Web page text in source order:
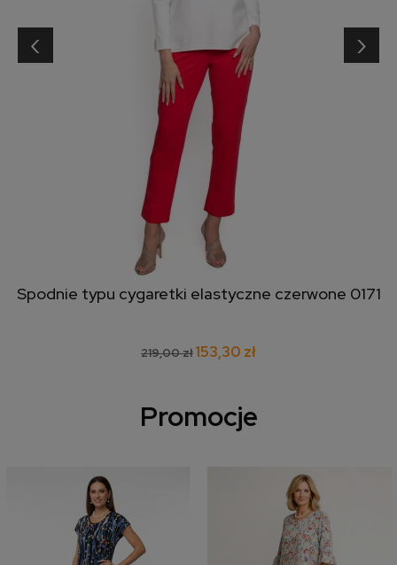
Spodnie typu cygaretki elastyczne czerwone 0171
219,00 zł153,30 zł
‹ ›
Promocje